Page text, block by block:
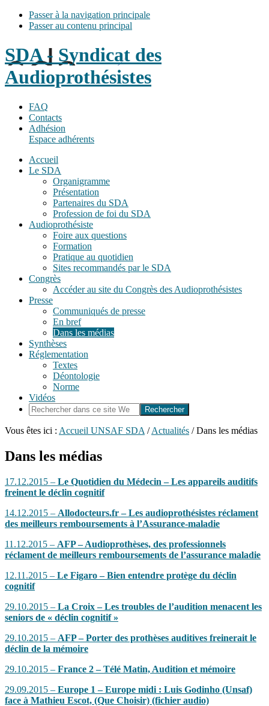
Passer à la navigation principale
Passer au contenu principal
SDA - Syndicat des
Audioprothésistes
FAQ
Contacts
Adhésion
Espace adhérents
Accueil
Le SDA
Organigramme
Présentation
Partenaires du SDA
Profession de foi du SDA
Audioprothésiste
Foire aux questions
Formation
Pratique au quotidien
Sites recommandés par le SDA
Congrès
Accéder au site du Congrès des Audioprothésistes
Presse
Communiqués de presse
En bref
Dans les médias
Synthèses
Réglementation
Textes
Déontologie
Norme
Vidéos
Rechercher
dans
ce
Web
Vous êtes ici : Accueil UNSAF SDA / Actualités /Dans les médias
Dans les médias
17.12.2015 – Le Quotidien du Médecin – Les appareils auditifs
freinent le déclin cognitif
14.12.2015 – Allodocteurs.fr – Les audioprothésistes réclament
des meilleurs remboursements à l’Assurance-maladie
11.12.2015 – AFP – Audioprothèses, des professionnels
réclament de meilleurs remboursements de l’assurance maladie
12.11.2015 – Le Figaro – Bien entendre protège du déclin
cognitif
29.10.2015 – La Croix – Les troubles de l’audition menacent les
seniors de « déclin cognitif »
29.10.2015 – AFP – Porter des prothèses auditives freinerait le
déclin de la mémoire
29.10.2015 – France 2 – Télé Matin, Audition et mémoire
29.09.2015 – Europe 1 – Europe midi : Luis Godinho (Unsaf)
face à Mathieu Escot, (Que Choisir) (fichier audio)